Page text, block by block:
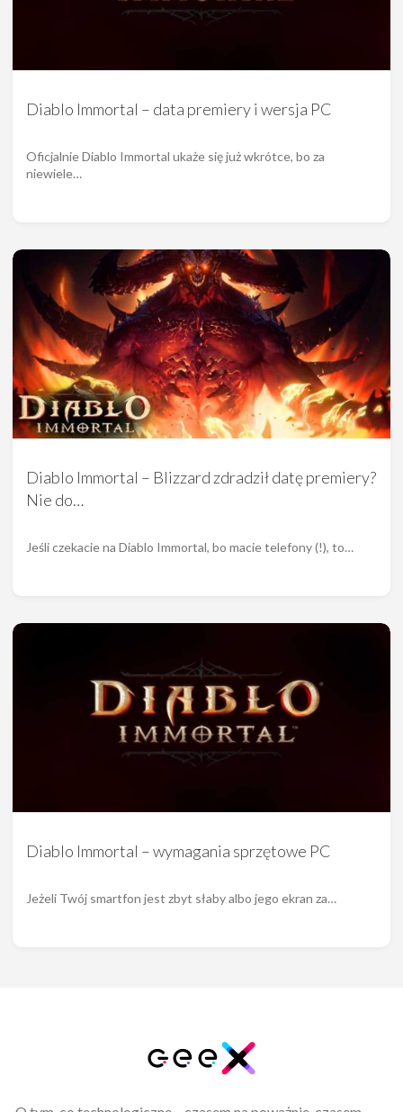
Diablo Immortal – data premiery i wersja PC
Oficjalnie Diablo Immortal ukaże się już wkrótce, bo za
niewiele…
Diablo Immortal – Blizzard zdradził datę premiery?
Nie do…
Jeśli czekacie na Diablo Immortal, bo macie telefony (!), to…
Diablo Immortal – wymagania sprzętowe PC
Jeżeli Twój smartfon jest zbyt słaby albo jego ekran za…